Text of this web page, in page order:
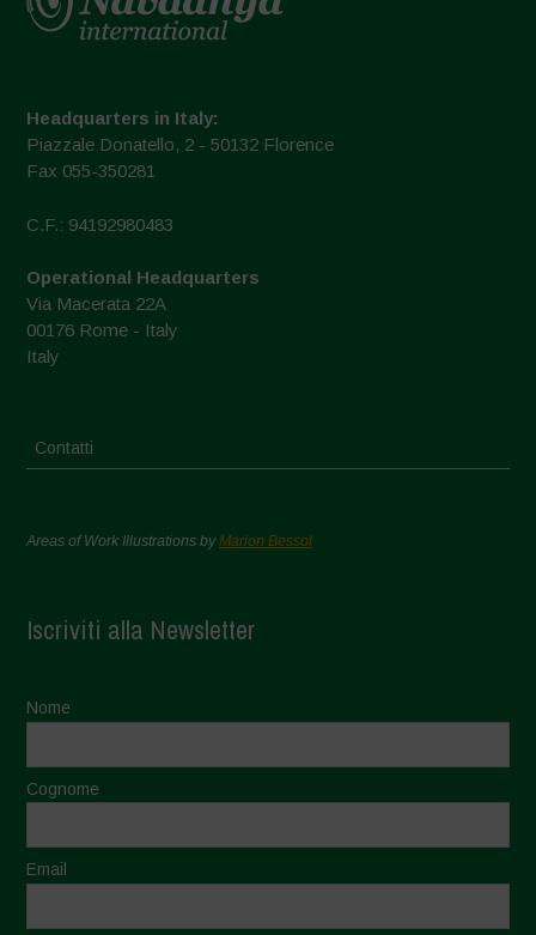
Headquarters in Italy:
Piazzale Donatello, 2 - 50132 Florence
Fax 055-350281
C.F.: 94192980483
Operational Headquarters
Via Macerata 22A
00176 Rome - Italy
Italy
Contatti
Areas of Work Illustrations byMarion Bessol
Iscriviti alla Newsletter
Nome
Cognome
Email